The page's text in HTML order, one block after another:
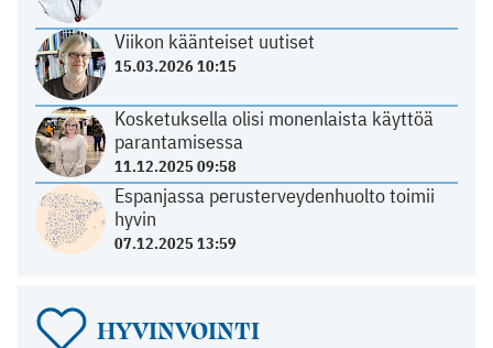
Viikon käänteiset uutiset
15.03.2026 10:15
Kosketuksella olisi monenlaista käyttöä
parantamisessa
11.12.2025 09:58
Espanjassa perusterveydenhuolto toimii
hyvin
07.12.2025 13:59
HYVINVOINTI